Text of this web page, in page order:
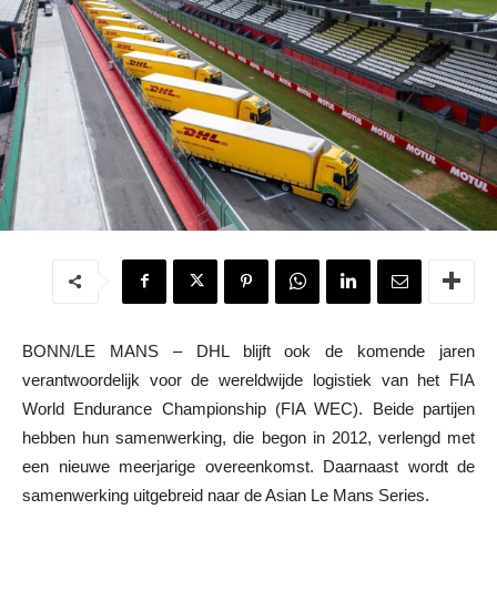
BONN/LE MANS – DHL blijft ook de komende jaren
verantwoordelijk voor de wereldwijde logistiek van het FIA
World Endurance Championship (FIA WEC). Beide partijen
hebben hun samenwerking, die begon in 2012, verlengd met
een nieuwe meerjarige overeenkomst. Daarnaast wordt de
samenwerking uitgebreid naar de Asian Le Mans Series.